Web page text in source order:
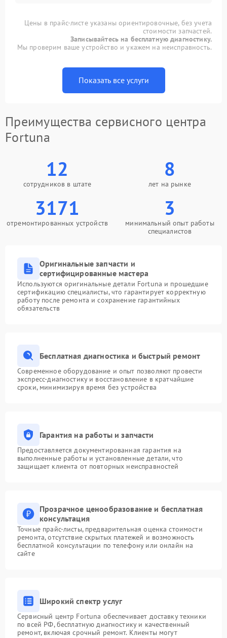
Цены в прайс-листе указаны ориентировочные, без учета
стоимости запчастей.
Записывайтесь на бесплатную диагностику.
Мы проверим ваше устройство и укажем на неисправность.
Показать все услуги
Преимущества сервисного центра
Fortuna
12
сотрудников в штате
8
лет на рынке
3171
отремонтированных устройств
3
минимальный опыт работы
специалистов
Оригинальные запчасти и
сертифицированные мастера
Используются оригинальные детали Fortuna и прошедшие
сертификацию специалисты, что гарантирует корректную
работу после ремонта и сохранение гарантийных
обязательств
Бесплатная диагностика и быстрый ремонт
Современное оборудование и опыт позволяют провести
экспресс-диагностику и восстановление в кратчайшие
сроки, минимизируя время без устройства
Гарантия на работы и запчасти
Предоставляется документированная гарантия на
выполненные работы и установленные детали, что
защищает клиента от повторных неисправностей
Прозрачное ценообразование и бесплатная
консультация
Точные прайс-листы, предварительная оценка стоимости
ремонта, отсутствие скрытых платежей и возможность
бесплатной консультации по телефону или онлайн на
сайте
Широкий спектр услуг
Сервисный центр Fortuna обеспечивает доставку техники
по всей РФ, бесплатную диагностику и качественный
ремонт, включая срочный ремонт. Клиенты могут